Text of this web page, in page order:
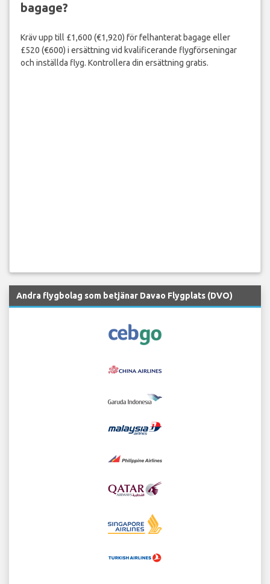
bagage?
Kräv upp till £1,600 (€1,920) för felhanterat bagage eller
£520 (€600) i ersättning vid kvalificerande flygförseningar
och inställda flyg. Kontrollera din ersättning gratis.
Andra flygbolag som betjänar Davao Flygplats (DVO)